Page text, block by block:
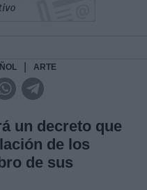
ARTE
un decreto que
de los
de sus